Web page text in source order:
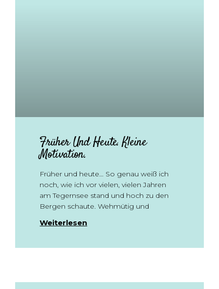
Früher Und Heute. Kleine
Motivation.
Früher und heute… So genau weiß ich
noch, wie ich vor vielen, vielen Jahren
am Tegernsee stand und hoch zu den
Bergen schaute. Wehmütig und
Weiterlesen